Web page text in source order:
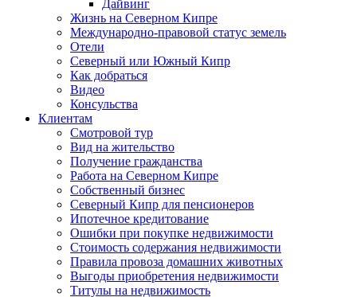
Дайвинг
Жизнь на Северном Кипре
Международно-правовой статус земель
Отели
Северный или Южный Кипр
Как добраться
Видео
Консульства
Клиентам
Смотровой тур
Вид на жительство
Получение гражданства
Работа на Северном Кипре
Собственный бизнес
Северный Кипр для пенсионеров
Ипотечное кредитование
Ошибки при покупке недвижимости
Стоимость содержания недвижимости
Правила провоза домашних животных
Выгоды приобретения недвижимости
Титулы на недвижимость